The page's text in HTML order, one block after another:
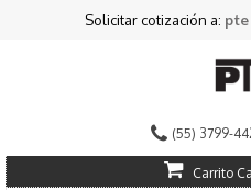
Solicitar cotización a:
(55) 3799-
Carrito